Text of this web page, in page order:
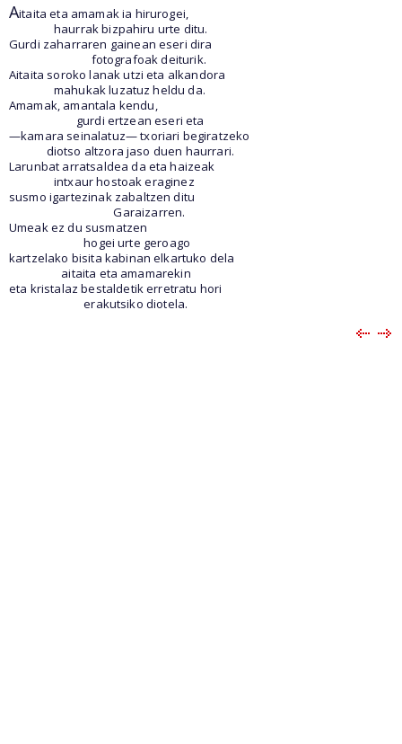
Aitaita eta amamak ia hirurogei,
haurrak bizpahiru urte ditu.
Gurdi zaharraren gainean eseri dira
fotografoak deiturik.
Aitaita soroko lanak utzi eta alkandora
mahukak luzatuz heldu da.
Amamak, amantala kendu,
gurdi ertzean eseri eta
—kamara seinalatuz— txoriari begiratzeko
diotso altzora jaso duen haurrari.
Larunbat arratsaldea da eta haizeak
intxaur hostoak eraginez
susmo igartezinak zabaltzen ditu
Garaizarren.
Umeak ez du susmatzen
hogei urte geroago
kartzelako bisita kabinan elkartuko dela
aitaita eta amamarekin
eta kristalaz bestaldetik erretratu hori
erakutsiko diotela.